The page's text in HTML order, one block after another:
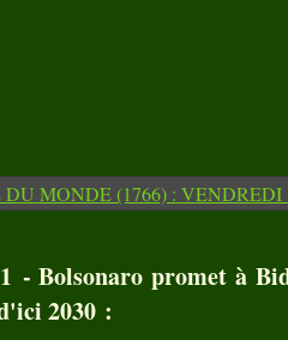
- Bolsonaro promet à
2030 :